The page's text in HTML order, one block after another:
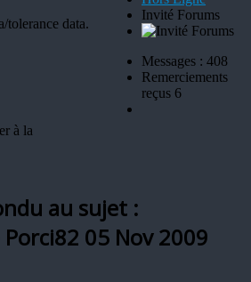
tolerance data.
à la
Invité Forums
Messages : 408
Remerciements
reçus 6
au sujet :
05 Nov 2009